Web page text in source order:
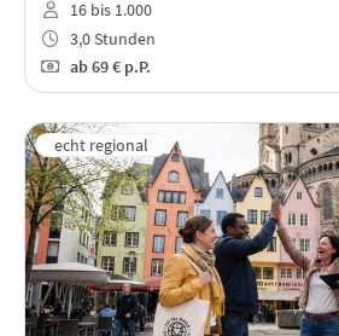
16 bis 1.000
3,0 Stunden
ab69 € p.P.